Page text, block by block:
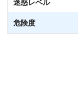
迷惑レベル
危険度